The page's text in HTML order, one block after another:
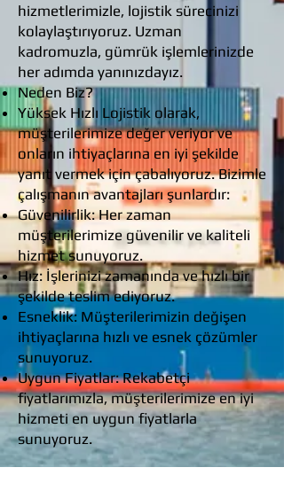
hizmetlerimizle, lojistik sürecinizi
kolaylaştırıyoruz. Uzman
kadromuzla, gümrük işlemlerinizde
her adımda yanınızdayız.
Neden Biz?
Yüksek Hızlı Lojistik olarak,
müşterilerimize değer veriyor ve
onların ihtiyaçlarına en iyi şekilde
yanıt vermek için çabalıyoruz. Bizimle
çalışmanın avantajları şunlardır:
Güvenilirlik: Her zaman
müşterilerimize güvenilir ve kaliteli
hizmet sunuyoruz.
Hız: İşlerinizi zamanında ve hızlı bir
şekilde teslim ediyoruz.
Esneklik: Müşterilerimizin değişen
ihtiyaçlarına hızlı ve esnek çözümler
sunuyoruz.
Uygun Fiyatlar: Rekabetçi
fiyatlarımızla, müşterilerimize en iyi
hizmeti en uygun fiyatlarla
sunuyoruz.